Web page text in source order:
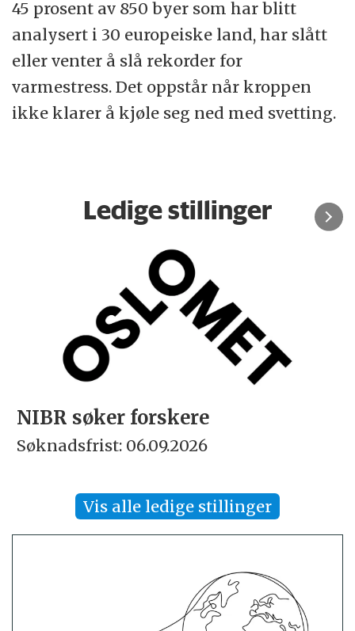
45 prosent av 850 byer som har blitt
analysert i 30 europeiske land, har slått
eller venter å slå rekorder for
varmestress. Det oppstår når kroppen
ikke klarer å kjøle seg ned med svetting.
Ledige stillinger
NIBR søker forskere
Søknadsfrist: 06.09.2026
Vis alle ledige stillinger